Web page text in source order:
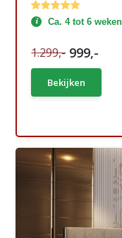
Ca. 4 tot 6 weken
1.299,- 999,-
Bekijken